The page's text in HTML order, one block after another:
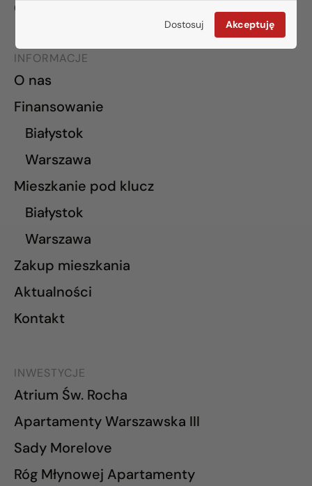
Dostosuj Akceptuję
02-765 Warszawa
INFORMACJE
O nas
Finansowanie
Białystok
Warszawa
Mieszkanie pod klucz
Białystok
Warszawa
Zakup mieszkania
Aktualności
Kontakt
INWESTYCJE
Atrium Św. Rocha
Apartamenty Warszawska III
Sady Morelove
Róg Młynowej Apartamenty